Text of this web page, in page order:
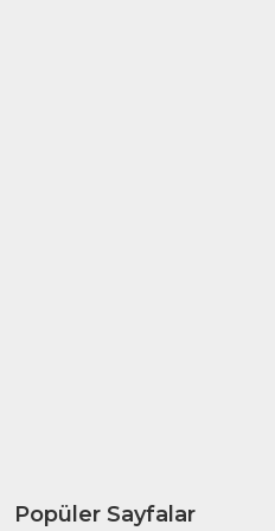
Popüler Sayfalar